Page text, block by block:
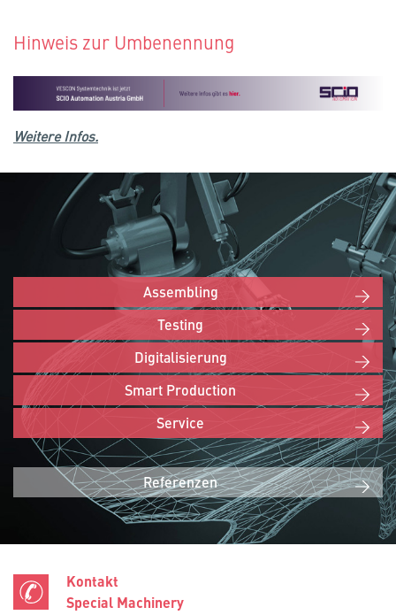
Hinweis zur Umbenennung
Weitere Infos.
Assembling
Testing
Digitalisierung
Smart Production
Service
Referenzen
Kontakt
Special Machinery